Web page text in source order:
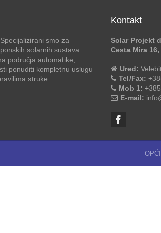
smo za
solarnih sustava.
područja automatike,
ponuditi kompletnu uslugu
struke.
Kontakt
Solar Projekt
Cesta Mira
Ured:
Tel/Fax:
Mob 1:
E-mail: